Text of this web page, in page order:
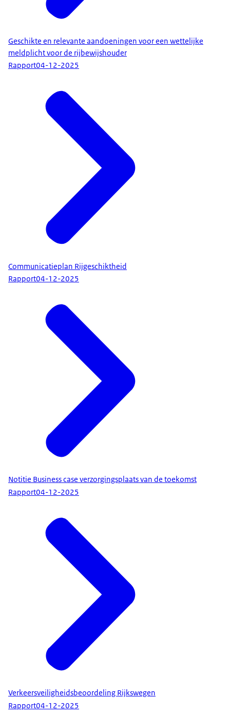
Geschikte en relevante aandoeningen voor een wettelijke
meldplicht voor de rijbewijshouder
Rapport04-12-2025
Communicatieplan Rijgeschiktheid
Rapport04-12-2025
Notitie Business case verzorgingsplaats van de toekomst
Rapport04-12-2025
Verkeersveiligheidsbeoordeling Rijkswegen
Rapport04-12-2025